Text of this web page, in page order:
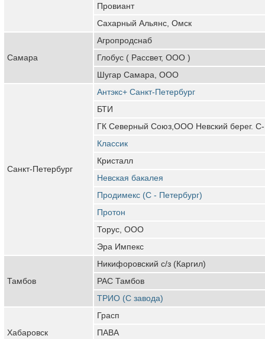
Провиант
Сахарный Альянс, Омск
Самара
Агропродснаб
Глобус ( Рассвет, ООО )
Шугар Самара, ООО
Санкт-Петербург
Антэкс+ Санкт-Петербург
БТИ
ГК Северный Союз,ООО Невский берег. С-
Классик
Кристалл
Невская бакалея
Продимекс (С - Петербург)
Протон
Торус, ООО
Эра Импекс
Тамбов
Никифоровский с/з (Каргил)
РАС Тамбов
ТРИО (С завода)
Хабаровск
Грасп
ПАВА